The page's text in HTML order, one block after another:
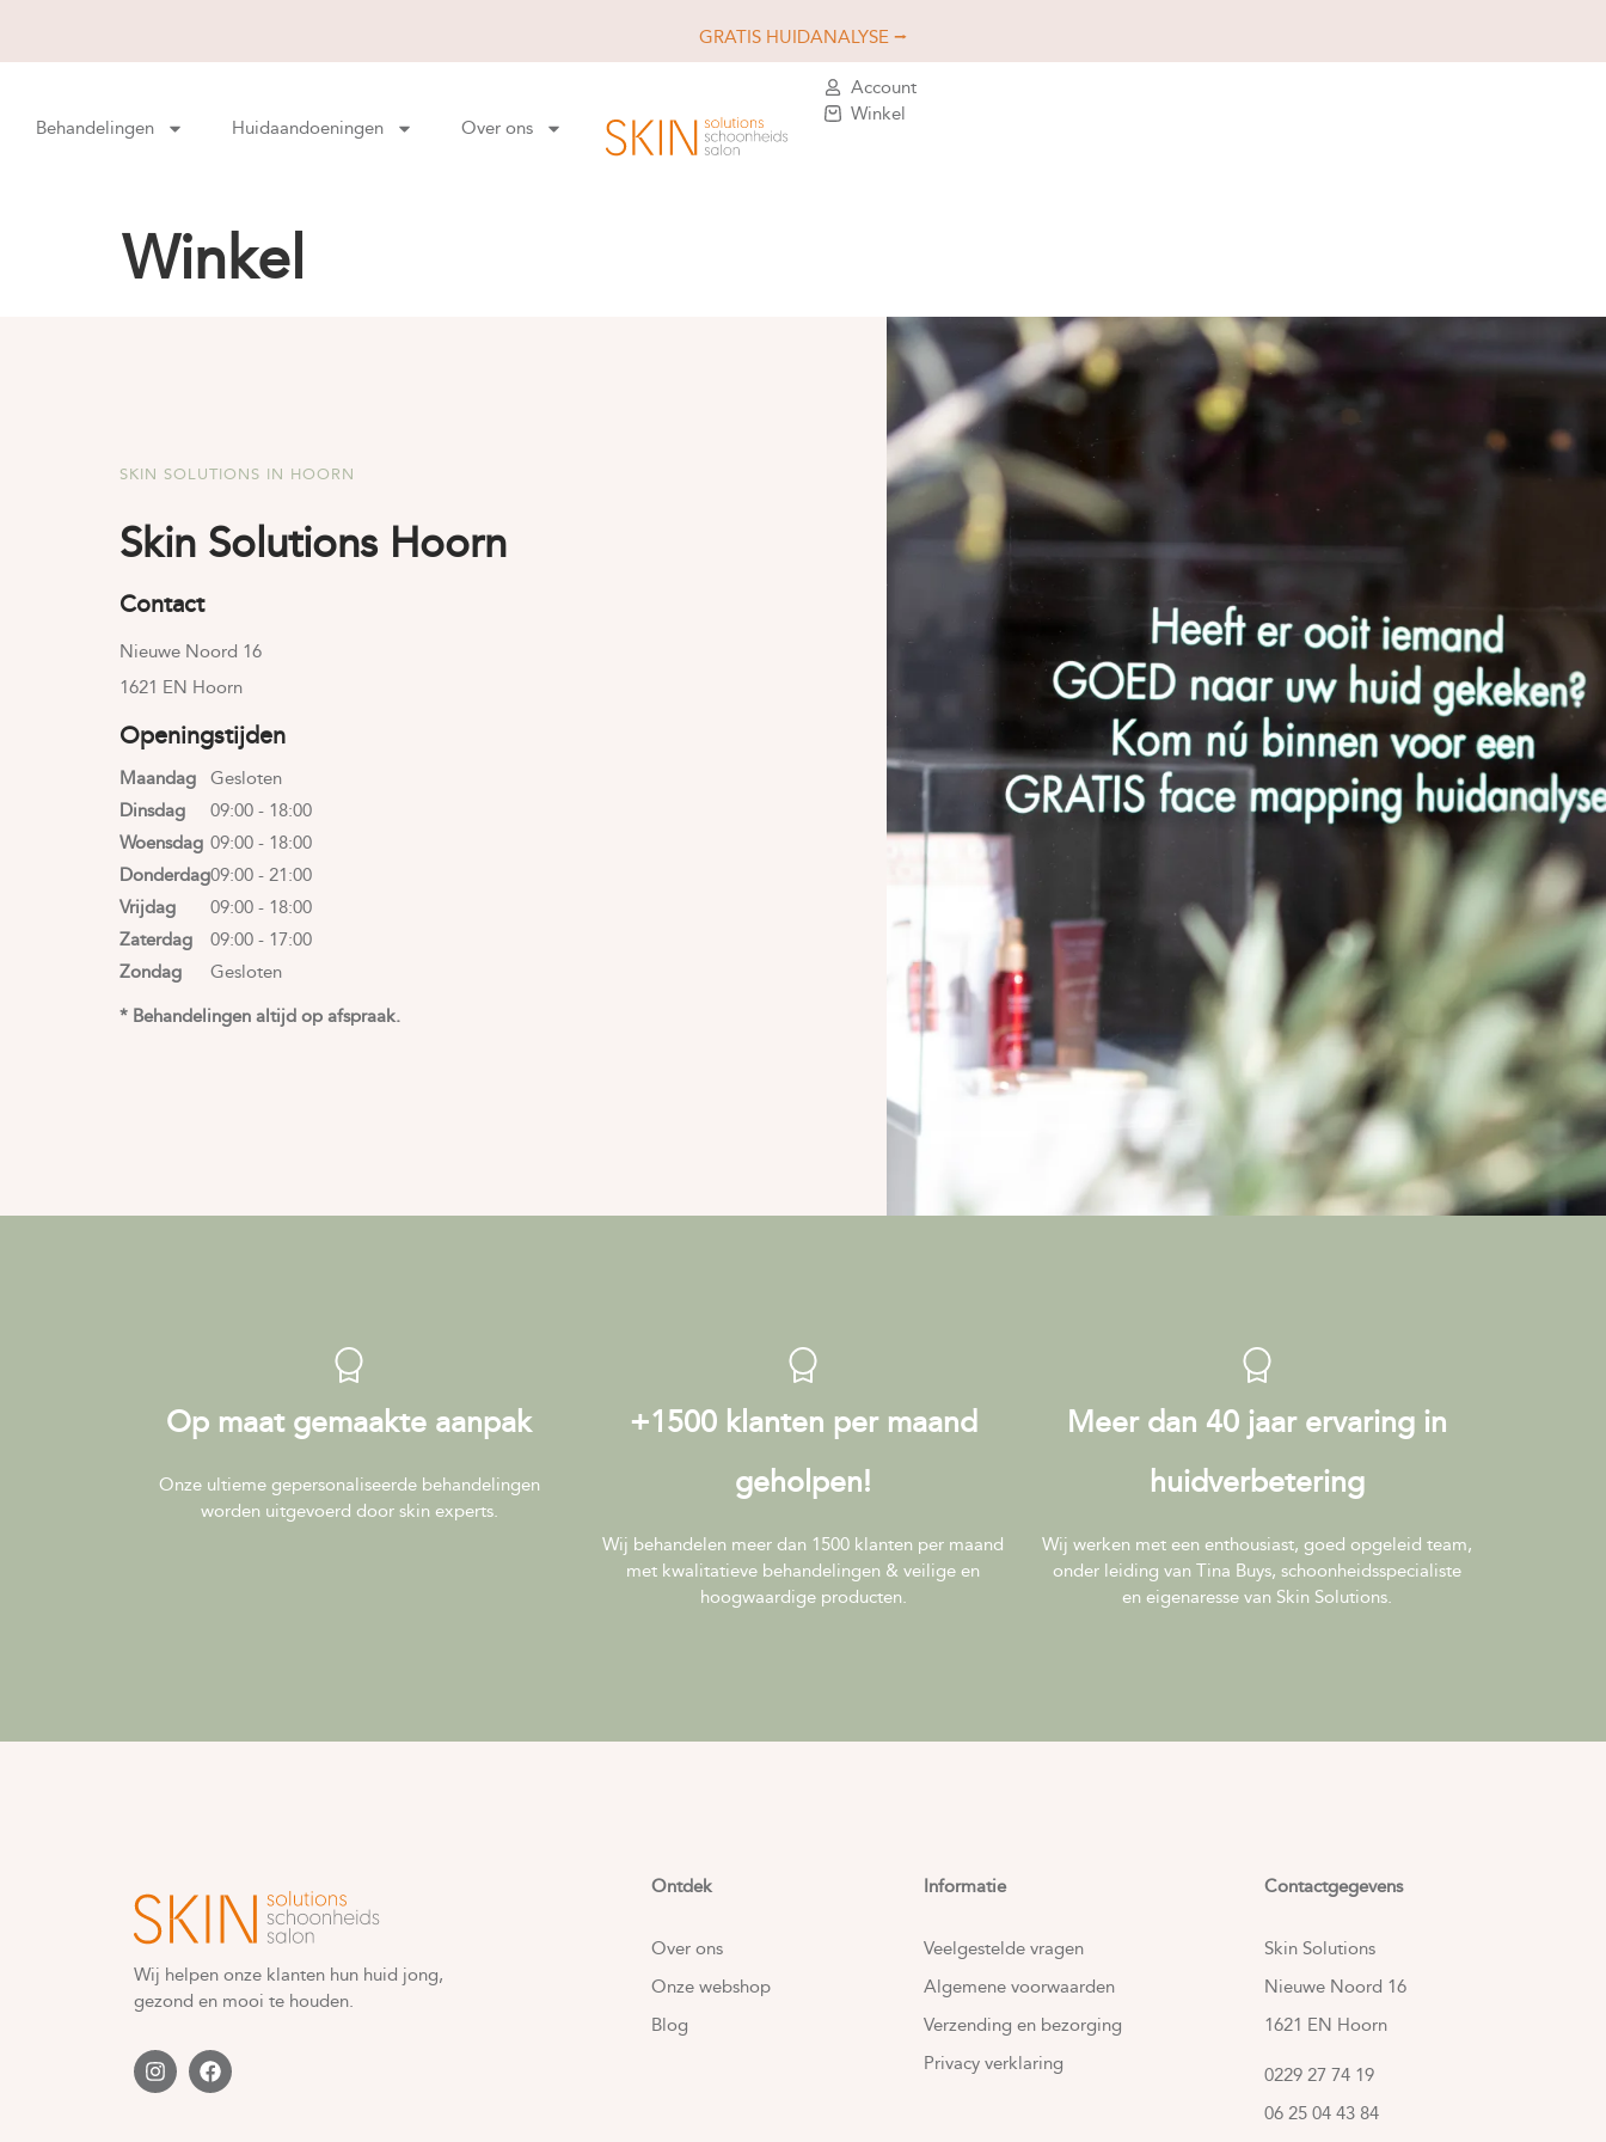
GRATIS HUIDANALYSE ⭢
Behandelingen Huidaandoeningen Over ons
Account
Winkel
Winkel
SKIN SOLUTIONS IN HOORN
Skin Solutions Hoorn
Contact
Nieuwe Noord 16
1621 EN Hoorn
Openingstijden
Maandag
Dinsdag
Woensdag
Donderdag
Vrijdag
Zaterdag
Zondag
Gesloten
09:00 - 18:00
09:00 - 18:00
09:00 - 21:00
09:00 - 18:00
09:00 - 17:00
Gesloten
* Behandelingen altijd op afspraak.
Op maat gemaakte aanpak
Onze ultieme gepersonaliseerde behandelingen
worden uitgevoerd door skin experts.
+1500 klanten per maand
geholpen!
Wij behandelen meer dan 1500 klanten per maand
met kwalitatieve behandelingen & veilige en
hoogwaardige producten.
Meer dan 40 jaar ervaring in
huidverbetering
Wij werken met een enthousiast, goed opgeleid team,
onder leiding van Tina Buys, schoonheidsspecialiste
en eigenaresse van Skin Solutions.
Wij helpen onze klanten hun huid jong,
gezond en mooi te houden.
Ontdek
Over ons
Onze webshop
Blog
Informatie
Veelgestelde vragen
Algemene voorwaarden
Verzending en bezorging
Privacy verklaring
Contactgegevens
Skin Solutions
Nieuwe Noord 16
1621 EN Hoorn
0229 27 74 19
06 25 04 43 84